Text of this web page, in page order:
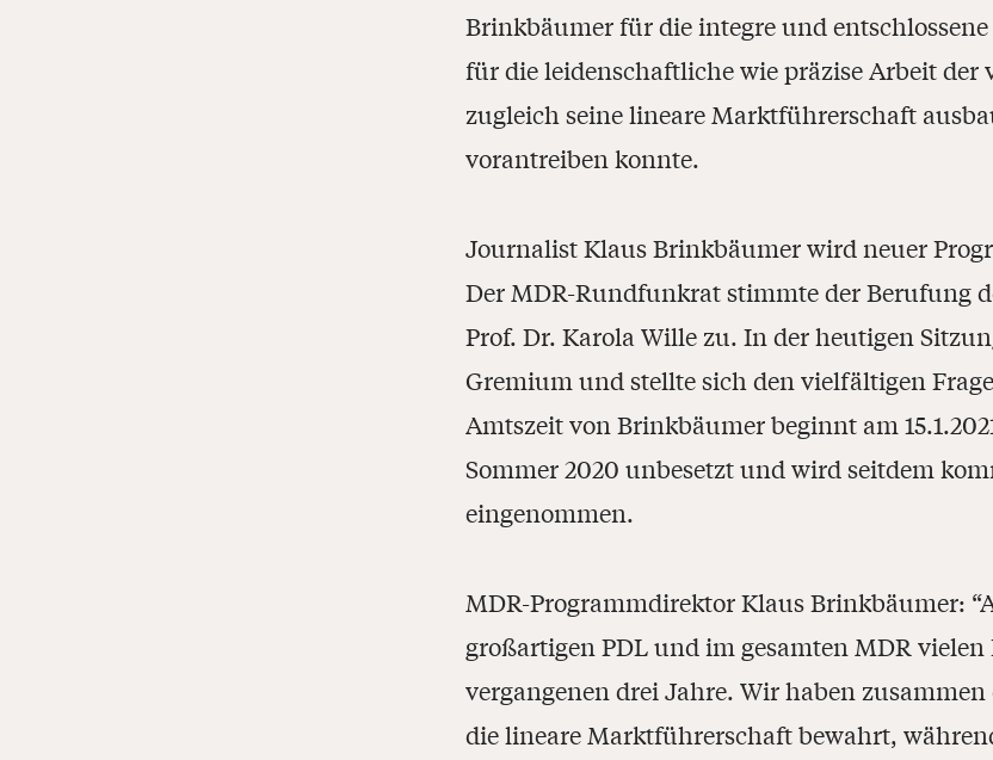
Brinkbäumer für die integre und
für die leidenschaftliche wie präzise Arbeit der
zugleich seine lineare Marktführerschaft
vorantreiben konnte.
Journalist Klaus Brinkbäumer wird neuer
Der MDR-Rundfunkrat stimmte der Berufung
Prof. Dr. Karola Wille zu. In der heutigen
Gremium und stellte sich den vielfältigen
Amtszeit von Brinkbäumer beginnt am
Sommer 2020 unbesetzt und wird seitdem
eingenommen.
MDR-Programmdirektor Klaus Brinkbäumer:
großartigen PDL und im gesamten MDR
vergangenen drei Jahre. Wir haben
die lineare Marktführerschaft bewahrt,